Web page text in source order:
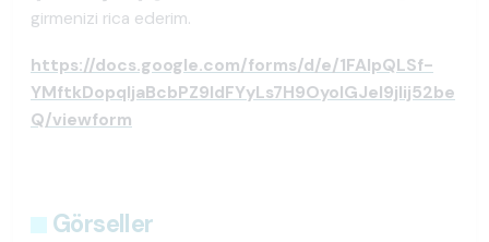
girmenizi rica ederim.
https://docs.google.com/forms/d/e/1FAIpQLSf-
YMftkDopqIjaBcbPZ9IdFYyLs7H9OyolGJeI9jlij52be
Q/viewform
Görseller